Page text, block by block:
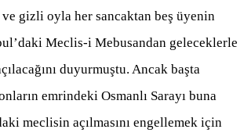
ve gizli oyla her sancaktan beş üyenin
Meclis-i Mebusandan geleceklerle
duyurmuştu. Ancak başta
emrindeki Osmanlı Sarayı buna
meclisin açılmasını engellemek için